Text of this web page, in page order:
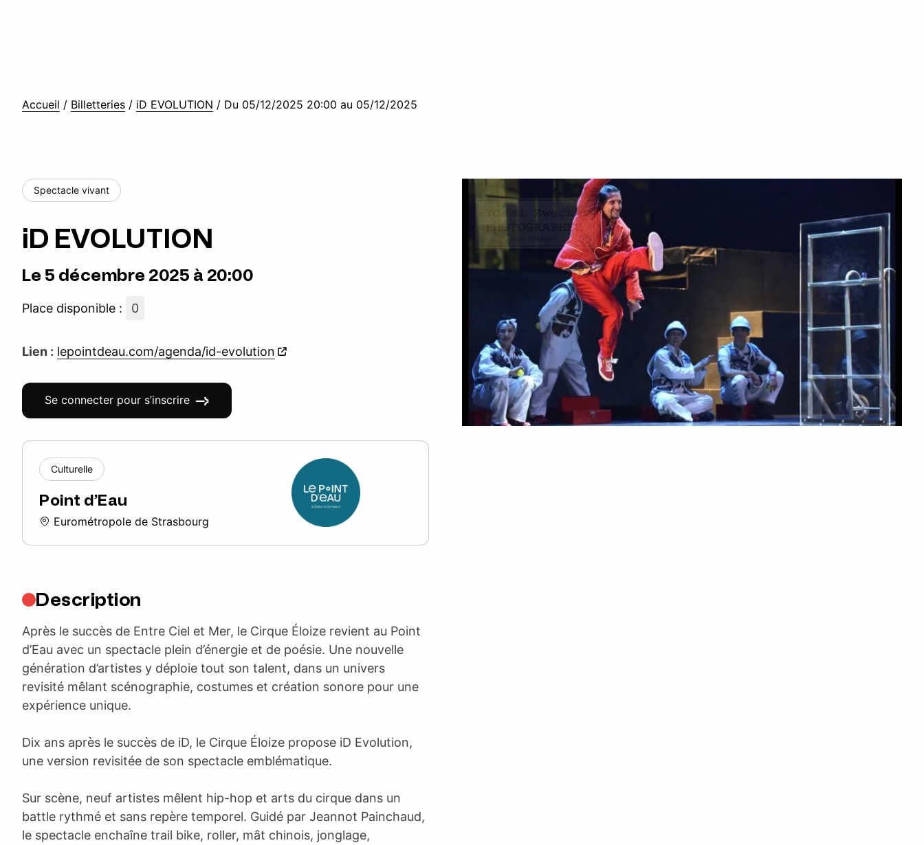
Accueil / Billetteries / iD EVOLUTION / Du 05/12/2025 20:00 au 05/12/2025
Spectacle vivant
iD EVOLUTION
Le 5 décembre 2025 à 20:00
Place disponible : 0
Lien : lepointdeau.com/agenda/id-evolution
Se connecter pour s’inscrire
Culturelle
Point d’Eau
Eurométropole de Strasbourg
Description
Après le succès de Entre Ciel et Mer, le Cirque Éloize revient au Point
d’Eau avec un spectacle plein d’énergie et de poésie. Une nouvelle
génération d’artistes y déploie tout son talent, dans un univers
revisité mêlant scénographie, costumes et création sonore pour une
expérience unique.
Dix ans après le succès de iD, le Cirque Éloize propose iD Evolution,
une version revisitée de son spectacle emblématique.
Sur scène, neuf artistes mêlent hip-hop et arts du cirque dans un
battle rythmé et sans repère temporel. Guidé par Jeannot Painchaud,
le spectacle enchaîne trail bike, roller, mât chinois, jonglage,